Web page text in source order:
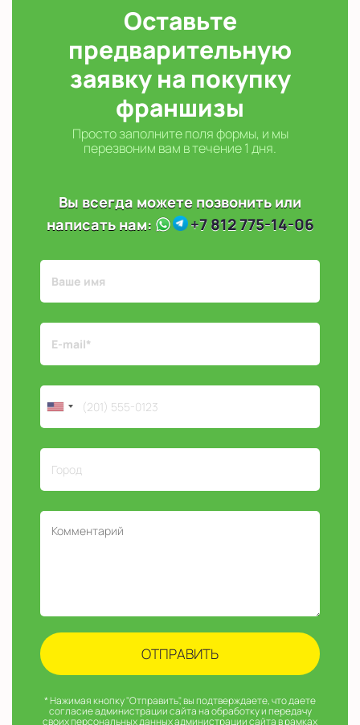
Оставьте
предварительную
заявку на покупку
франшизы
Просто заполните поля формы, и мы
перезвоним вам в течение 1 дня.
Вы всегда можете позвонить или
написать нам:
+7 812 775-14-06
* Нажимая кнопку "Отправить", вы подтверждаете, что даете
согласие администрации сайта на обработку и передачу
своих персональных данных администрации сайта в рамках